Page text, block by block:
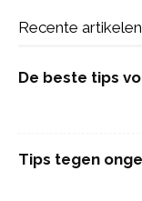
Recente artikelen
De beste tips
Tips tegen